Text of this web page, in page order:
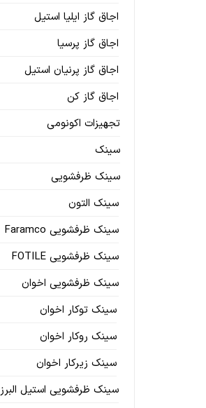
اجاق گاز ایلیا استیل
اجاق گاز پرسیا
اجاق گاز پرنیان استیل
اجاق گاز کن
تجهیزات اکونومی
سینک
سینک ظرفشویی
سینک التون
سینک ظرفشویی Faramco
سینک ظرفشویی FOTILE
سینک ظرفشویی اخوان
سینک توکار اخوان
سینک روکار اخوان
سینک زیرکار اخوان
سینک ظرفشویی استیل البرز